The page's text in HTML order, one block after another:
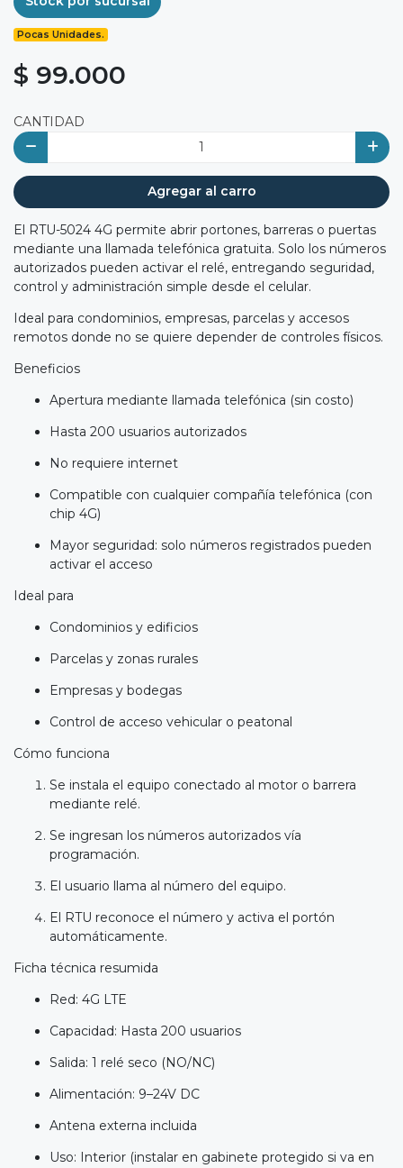
Pocas Unidades.
$ 99.000
CANTIDAD
Agregar al carro
El RTU-5024 4G permite abrir portones, barreras o puertas
mediante una llamada telefónica gratuita. Solo los números
autorizados pueden activar el relé, entregando seguridad,
control y administración simple desde el celular.
Ideal para condominios, empresas, parcelas y accesos
remotos donde no se quiere depender de controles físicos.
Beneficios
Apertura mediante llamada telefónica (sin costo)
Hasta 200 usuarios autorizados
No requiere internet
Compatible con cualquier compañía telefónica (con
chip 4G)
Mayor seguridad: solo números registrados pueden
activar el acceso
Ideal para
Condominios y edificios
Parcelas y zonas rurales
Empresas y bodegas
Control de acceso vehicular o peatonal
Cómo funciona
Se instala el equipo conectado al motor o barrera
mediante relé.
Se ingresan los números autorizados vía
programación.
El usuario llama al número del equipo.
El RTU reconoce el número y activa el portón
automáticamente.
Ficha técnica resumida
Red: 4G LTE
Capacidad: Hasta 200 usuarios
Salida: 1 relé seco (NO/NC)
Alimentación: 9–24V DC
Antena externa incluida
Uso: Interior (instalar en gabinete protegido si va en